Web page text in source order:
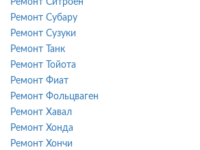
Ремонт Субару
Ремонт Сузуки
Ремонт Танк
Ремонт Тойота
Ремонт Фиат
Ремонт Фольцваген
Ремонт Хавал
Ремонт Хонда
Ремонт Хончи